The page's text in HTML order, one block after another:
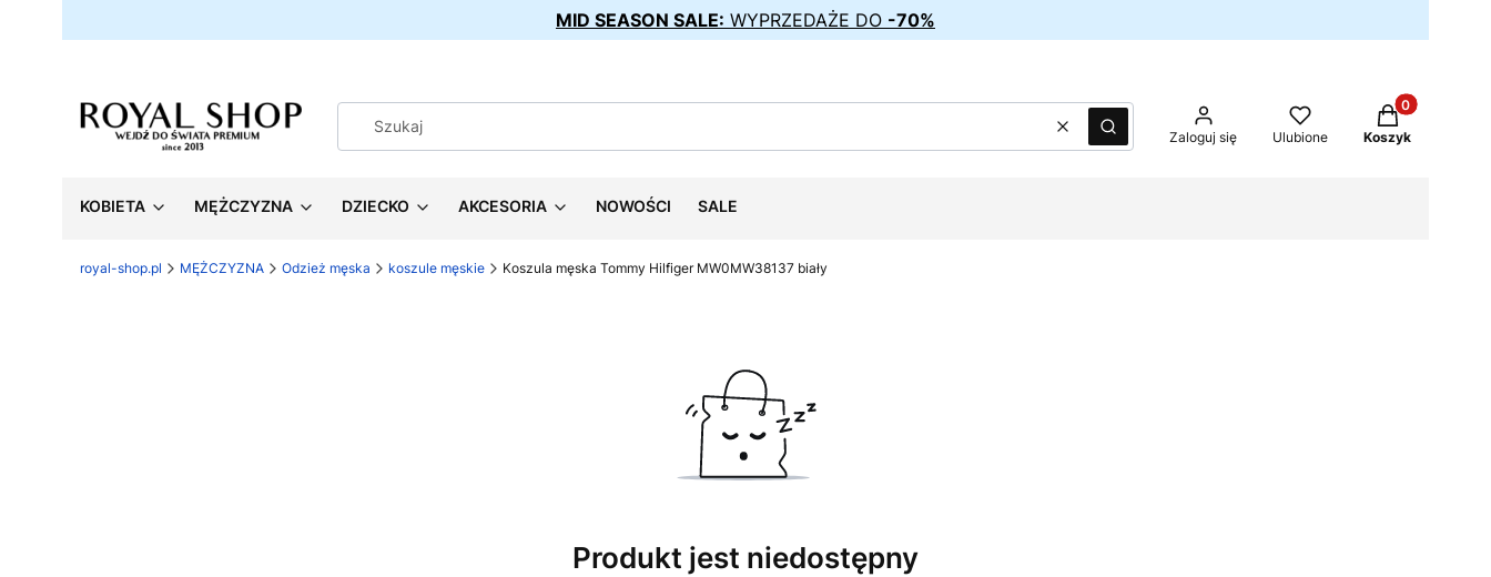
MID SEASON SALE: WYPRZEDAŻE DO -70%
WyczyśćSzukaj Zaloguj się Ulubione
Produkty w
Koszyk
KOBIETA MĘŻCZYZNA DZIECKO AKCESORIA NOWOŚCI SALE
royal-shop.pl MĘŻCZYZNA Odzież męska koszule męskie Koszula męska Tommy Hilfiger MW0MW38137 biały
Produkt jest niedostępny